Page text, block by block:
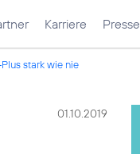
Karriere Presse
stark wie nie
01.10.2019